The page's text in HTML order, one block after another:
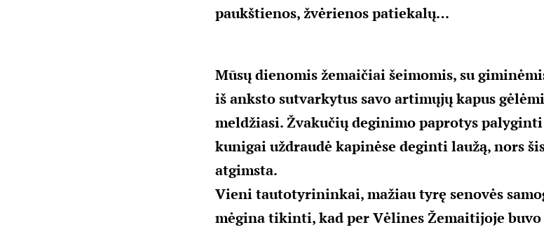
paukštienos, žvėrienos patiekalų…
Mūsų dienomis žemaičiai šeimomis, su
iš anksto sutvarkytus savo artimųjų kapus
meldžiasi. Žvakučių deginimo paprotys
kunigai uždraudė kapinėse deginti laužą, nors
atgimsta.
Vieni tautotyrininkai, mažiau tyrę senovės
mėgina tikinti, kad per Vėlines Žemaitijoje